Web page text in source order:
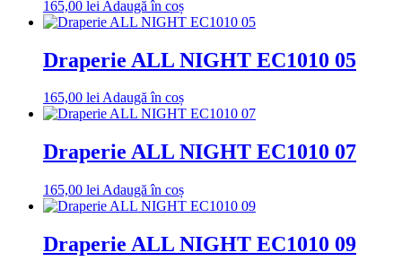
165,00 lei Adaugă în coș
Draperie ALL NIGHT EC1010 05
165,00 leiAdaugă în coș
Draperie ALL NIGHT EC1010 07
165,00 lei Adaugă în coș
Draperie ALL NIGHT EC1010 09